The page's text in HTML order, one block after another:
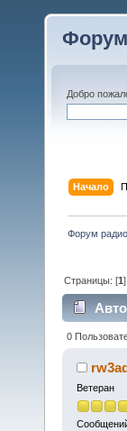
Добро
Начало
Форум
Страницы: [1
0
Ветеран